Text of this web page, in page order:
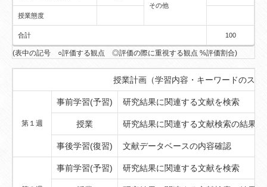
その他
授業態度
合計 100
(表中の記号 ○評価する観点 ◎評価の際に重視する観点 %評価割合)
授業計画（学習内容・キーワードのスケ
第１週
事前学習(予習) 研究結果に関連する文献を検索
授業 研究結果に関連する文献検索の結果
事後学習(復習) 文献データベースの内容確認
事前学習(予習) 研究結果に関連する文献を検索